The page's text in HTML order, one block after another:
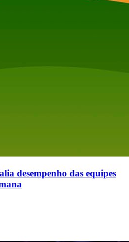
desempenho das equipes